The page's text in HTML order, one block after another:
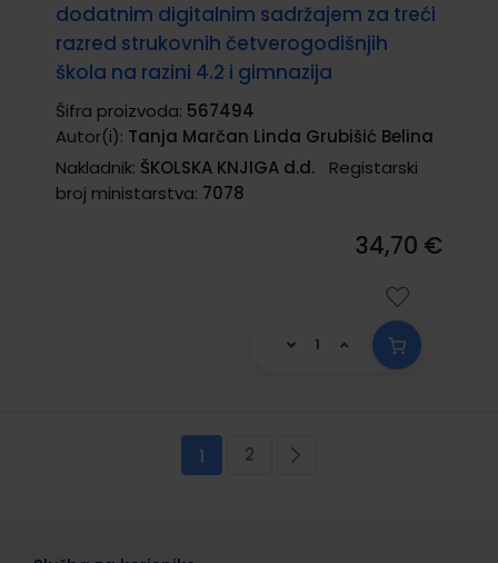
dodatnim digitalnim sadržajem za treći
razred strukovnih četverogodišnjih
škola na razini 4.2 i gimnazija
Šifra proizvoda: 567494
Autor(i): Tanja Marčan Linda Grubišić Belina
Nakladnik: ŠKOLSKA KNJIGA d.d.
Registarski
broj ministarstva: 7078
34,70 €
Stranica
Trenutno pregledavate stranicu
1 Stranica
2